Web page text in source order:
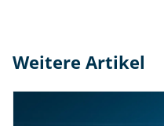
Weitere Artikel